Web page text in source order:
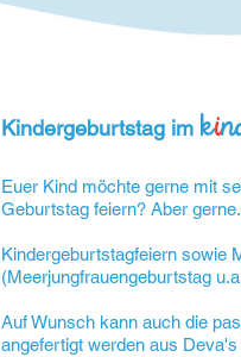
Kindergeburtstag im ki
Euer Kind möchte gerne mit
Geburtstag feiern? Aber
Kindergeburtstagfeiern sowie
(Meerjungfrauengeburtstag
Auf Wunsch kann auch die
angefertigt werden aus Deva's